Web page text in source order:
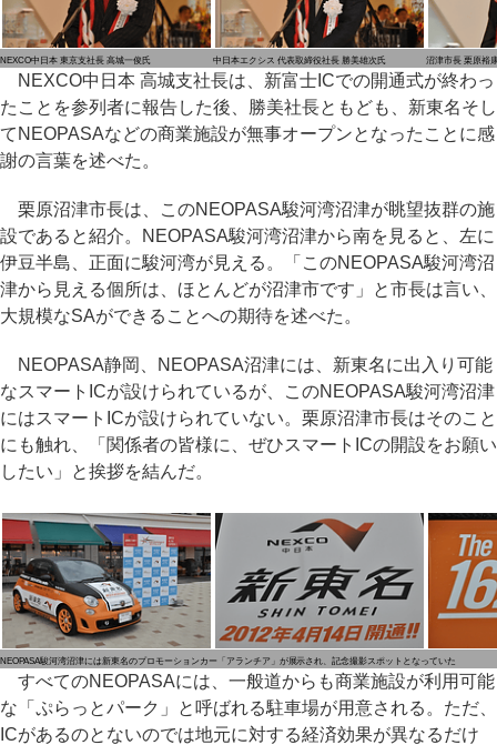
NEXCO中日本 東京支社長 高城一俊氏 中日本エクシス 代表取締役社長 勝美雄次氏 沼津市長 栗原裕
NEXCO中日本 高城支社長は、新富士ICでの開通式が終わっ
たことを参列者に報告した後、勝美社長ともども、新東名そし
てNEOPASAなどの商業施設が無事オープンとなったことに感
謝の言葉を述べた。
栗原沼津市長は、このNEOPASA駿河湾沼津が眺望抜群の施
設であると紹介。NEOPASA駿河湾沼津から南を見ると、左に
伊豆半島、正面に駿河湾が見える。「このNEOPASA駿河湾沼
津から見える個所は、ほとんどが沼津市です」と市長は言い、
大規模なSAができることへの期待を述べた。
NEOPASA静岡、NEOPASA沼津には、新東名に出入り可能
なスマートICが設けられているが、このNEOPASA駿河湾沼津
にはスマートICが設けられていない。栗原沼津市長はそのこと
にも触れ、「関係者の皆様に、ぜひスマートICの開設をお願い
したい」と挨拶を結んだ。
NEOPASA駿河湾沼津には新東名のプロモーションカー「アランチア」が展示され、記念撮影スポットとなっていた
すべてのNEOPASAには、一般道からも商業施設が利用可能
な「ぷらっとパーク」と呼ばれる駐車場が用意される。ただ、
ICがあるのとないのでは地元に対する経済効果が異なるだけ